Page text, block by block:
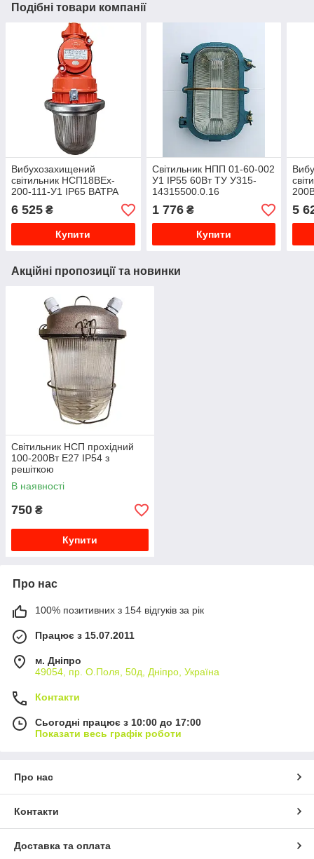
Подібні товари компанії
Вибухозахищений
світильник НСП18BEx-
200-111-У1 IP65 ВАТРА
ВЗГ
6 525 ₴
Купити
Світильник НПП 01-60-002
У1 IP55 60Вт ТУ У315-
14315500.0.16
залізничний
1 776₴
Купити
5
Акційні пропозиції та новинки
Світильник НСП прохідний
100-200Вт Е27 IP54 з
решіткою
В наявності
750 ₴
Купити
Про нас
100% позитивних з 154 відгуків за рік
Працює з 15.07.2011
м. Дніпро
49054, пр. О.Поля, 50д, Дніпро, Україна
Контакти
Сьогодні працює з 10:00 до 17:00
Показати весь графік роботи
Про нас
Контакти
Доставка та оплата